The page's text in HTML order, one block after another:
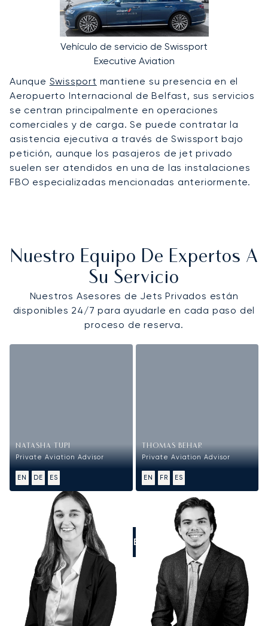
Vehículo de servicio de Swissport
Executive Aviation
Aunque Swissport mantiene su presencia en el
Aeropuerto Internacional de Belfast, sus servicios
se centran principalmente en operaciones
comerciales y de carga. Se puede contratar la
asistencia ejecutiva a través de Swissport bajo
petición, aunque los pasajeros de jet privado
suelen ser atendidos en una de las instalaciones
FBO especializadas mencionadas anteriormente.
Nuestro Equipo De Expertos A
Su Servicio
Nuestros Asesores de Jets Privados están
disponibles 24/7 para ayudarle en cada paso del
proceso de reserva.
NATASHA TUPI
Private Aviation Advisor
EN DE ES
THOMAS BEHAR
Private Aviation Advisor
EN FR ES
LLÁMENOS